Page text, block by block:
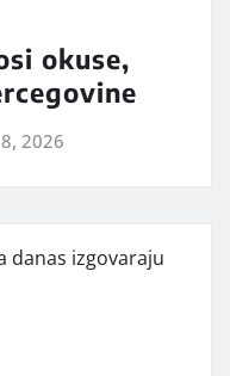
okuse,
2026